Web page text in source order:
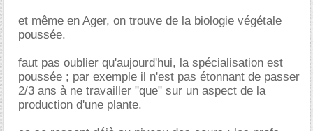
et même en Ager, on trouve de la biologie végétale
poussée.
faut pas oublier qu'aujourd'hui, la spécialisation est
poussée ; par exemple il n'est pas étonnant de passer
2/3 ans à ne travailler "que" sur un aspect de la
production d'une plante.